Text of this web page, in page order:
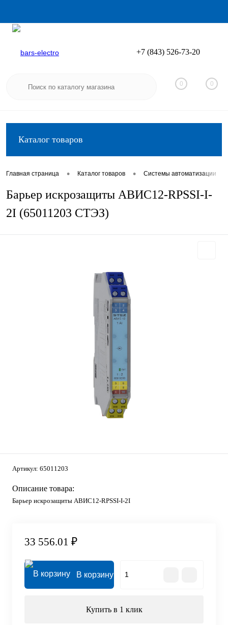
Вход
+7 (843) 526-73-20
0 0
Каталог товаров
Главная страница • Каталог товаров • Системы автоматизации
Барьер искрозащиты АВИС12-RPSSI-I-
2I (65011203 СТЭЗ)
Артикул: 65011203
Описание товара:
Барьер искрозащиты АВИС12-RPSSI-I-2I
33 556.01 ₽
В корзину
Купить в 1 клик